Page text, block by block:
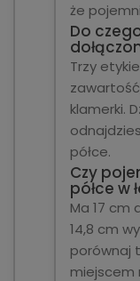
że
Do
Trzy
klamerki.
półce.
Czy
półce w
Ma 17 cm
14,8 cm
porównaj
miejscem